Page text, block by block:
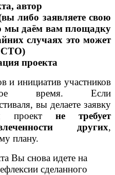
автор
либо заявляете свою
мы даём вам площадку
случаях это может
проекта
и инициатив участников
время. Если
вы делаете заявку
проект не требует
других,
плану.
Вы снова идете на
сделанного